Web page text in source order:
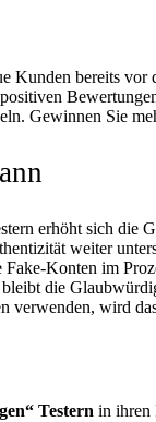
Kunden bereits
Gewinnen Sie
erhöht sich die
weiter
Fake-Konten im
die
verwenden, wird
Testern in ihren